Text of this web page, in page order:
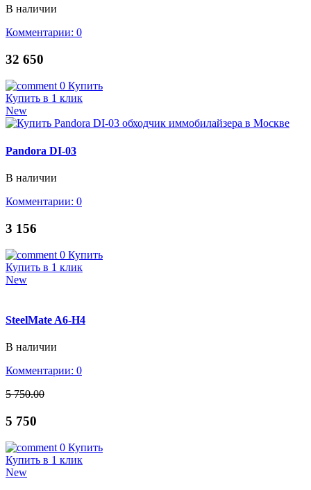
В наличии
Комментарии: 0
32 650
0 Купить
Купить в 1 клик
New
Pandora DI-03
В наличии
Комментарии: 0
3 156
0 Купить
Купить в 1 клик
New
SteelMate A6-H4
В наличии
Комментарии: 0
5 750.00
5 750
0 Купить
Купить в 1 клик
New